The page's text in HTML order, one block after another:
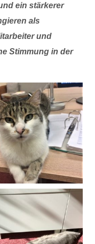
ein stärkerer
als
und
Stimmung in der